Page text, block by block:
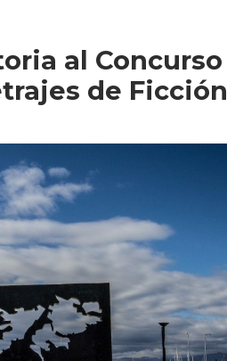
al
de Ficción